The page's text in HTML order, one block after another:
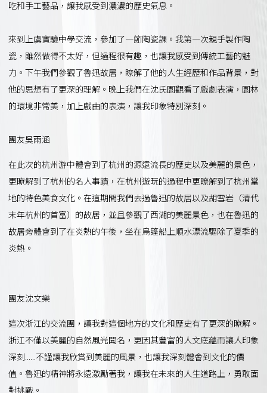
吃和手工藝品，讓我感受到濃濃的歷史氣息。
來到上虞實驗中學交流，參加了一節陶瓷課。我第一次親手製作陶
瓷，雖然做得不太好，但過程很有趣，也讓我感受到傳統工藝的魅
力。下午我們參觀了魯迅故居，瞭解了他的人生經歷和作品背景，對
他的思想有了更深的理解。晚上我們在沈氏園觀看了戲劇表演，園林
的環境非常美，加上戲曲的表演，讓我印象特別深刻。
團友吳雨涵
在此次的杭州游中體會到了杭州的源遠流長的歷史以及美麗的景色，
更瞭解到了杭州的名人事蹟，在杭州遊玩的過程中更瞭解到了杭州當
地的特色美食文化。在這期間我們去過魯迅的故居以及胡雪岩（清代
末年杭州的首富）的故居，並且參觀了西湖的美麗景色，也在魯迅的
故居旁體會到了在炎熱的午後，坐在烏篷船上順水漂流驅除了夏季的
炎熱。
團友沈文樂
這次浙江的交流團，讓我對這個地方的文化和歷史有了更深的瞭解。
浙江不僅以美麗的自然風光聞名，更因其豐富的人文底蘊而讓人印象
深刻……不謹讓我欣賞到美麗的風景，也讓我深刻體會到文化的價
值。魯迅的精神將永遠激勵著我，讓我在未來的人生道路上，勇敢面
對挑戰。